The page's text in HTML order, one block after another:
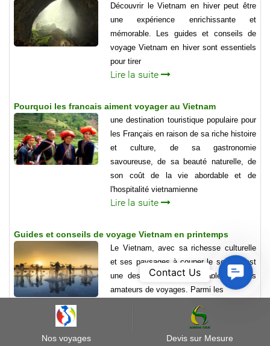
Découvrir le Vietnam en hiver peut être
une expérience enrichissante et
mémorable. Les guides et conseils de
voyage Vietnam en hiver sont essentiels
pour tirer
Lire la suite
Pourquoi les francais aiment voyager au Vietnam
une destination touristique populaire pour
les Français en raison de sa riche histoire
et culture, de sa gastronomie
savoureuse, de sa beauté naturelle, de
son coût de la vie abordable et de
l'hospitalité vietnamienne
Lire la suite
Guides et conseils de voyage Vietnam en printemps
Le Vietnam, avec sa richesse culturelle
et ses paysages à couper le souffle, est
une destination incontournable pour les
amateurs de voyages. Parmi les
Guides et conseils de voyage Vietnam en été
Nos voyages Devis sur Mesure
Contact
Contact Us